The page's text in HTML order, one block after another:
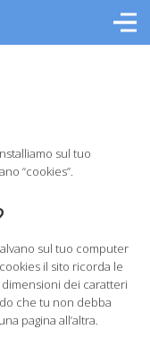
sul tuo
“cookies”.
sul tuo computer
il sito ricorda le
dei caratteri
che tu non debba
pagina all’altra.